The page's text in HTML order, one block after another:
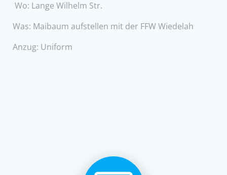
Wo: Lange Wilhelm Str.
Was: Maibaum aufstellen mit der FFW Wiedelah
Anzug: Uniform